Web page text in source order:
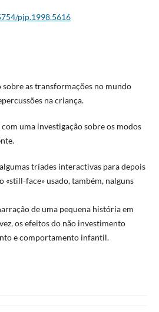
pjp.1998.5616
as transformações no mundo
na criança.
uma investigação sobre os modos
tríades interactivas para depois
«still-face» usado, também, nalguns
de uma pequena história em
os efeitos do não investimento
e comportamento infantil.